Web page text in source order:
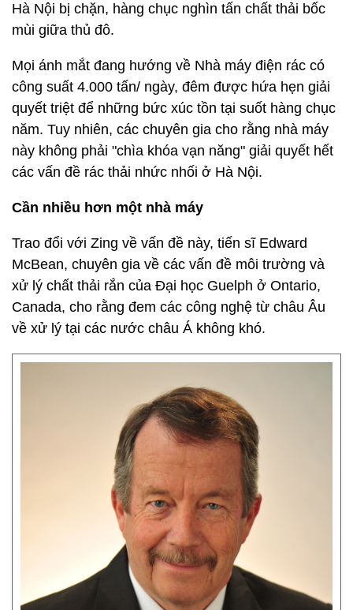
Hà Nội bị chặn, hàng chục nghìn tấn chất thải bốc
mùi giữa thủ đô.
Mọi ánh mắt đang hướng về Nhà máy điện rác có
công suất 4.000 tấn/ ngày, đêm được hứa hẹn giải
quyết triệt để những bức xúc tồn tại suốt hàng chục
năm. Tuy nhiên, các chuyên gia cho rằng nhà máy
này không phải "chìa khóa vạn năng" giải quyết hết
các vấn đề rác thải nhức nhối ở Hà Nội.
Cần nhiều hơn một nhà máy
Trao đổi với Zing về vấn đề này, tiến sĩ Edward
McBean, chuyên gia về các vấn đề môi trường và
xử lý chất thải rắn của Đại học Guelph ở Ontario,
Canada, cho rằng đem các công nghệ từ châu Âu
về xử lý tại các nước châu Á không khó.